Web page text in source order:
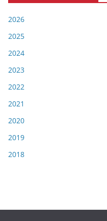
2026
2025
2024
2023
2022
2021
2020
2019
2018